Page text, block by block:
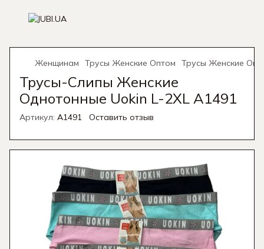
Женщинам Трусы Женские Оптом Трусы Женские
Трусы-Слипы Женские
Однотонные Uokin L-2XL A1491
Артикул: A1491 Оставить отзыв